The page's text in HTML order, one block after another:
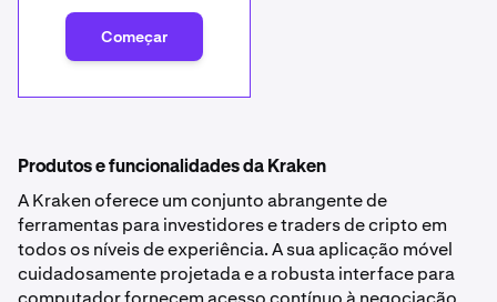
Começar
Produtos e funcionalidades da Kraken
A Kraken oferece um conjunto abrangente de
ferramentas para investidores e traders de cripto em
todos os níveis de experiência. A sua aplicação móvel
cuidadosamente projetada e a robusta interface para